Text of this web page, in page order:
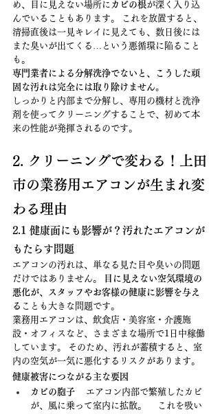
め、目に見えない場所に カビの根が深く入り込
んでいることもあります。 これを放置すると、
清掃直後は一見キレイに見えても、数日後には
また臭いが出てくる…という悪循環に陥ること
も。
専門業者による分解洗浄でないと、こうした頑
固な汚れは完全には取り除けません。
しっかりと内部まで分解し、専用の機材と洗浄
剤を使ってクリーニングすることで、初めて本
来の性能が発揮されるのです。
2. クリーニングで変わる！上田
市の業務用エアコンが生まれ変
わる理由
2.1 健康面にも影響が？汚れたエアコンが
もたらす問題
エアコンの汚れは、単なる見た目や臭いの問題
だけではありません。
目に見えない空気環境の
悪化が、スタッフやお客様の健康に影響を与え
る ことも大きな問題です。
業務用エアコンは、飲食店・美容室・介護施
設・オフィスなど、さまざまな場所で1日中稼働
しています。 そのため、汚れが蓄積すると、室
内の空気が一気に悪化するリスクがあります。
健康被害につながる主な要因
カビの胞子 エアコン内部で繁殖したカビ
が、風に乗って室内に拡散。 　これを吸い